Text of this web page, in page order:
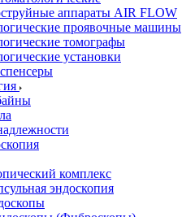
аппараты AIR FLOW
проявочные машины
томографы
установки
комплекс
эндоскопия